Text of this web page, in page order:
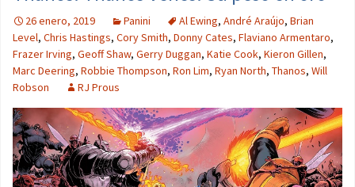
26 enero, 2019 Panini Al Ewing, André Araújo, Brian
Level, Chris Hastings, Cory Smith, Donny Cates, Flaviano Armentaro,
Frazer Irving, Geoff Shaw, Gerry Duggan, Katie Cook, Kieron Gillen,
Marc Deering, Robbie Thompson, Ron Lim, Ryan North, Thanos, Will
Robson
RJ Prous